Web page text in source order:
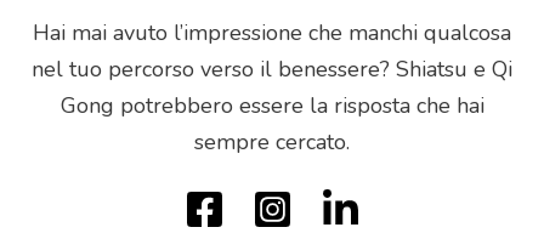
Hai mai avuto l’impressione che manchi qualcosa
nel tuo percorso verso il benessere? Shiatsu e Qi
Gong potrebbero essere la risposta che hai
sempre cercato.